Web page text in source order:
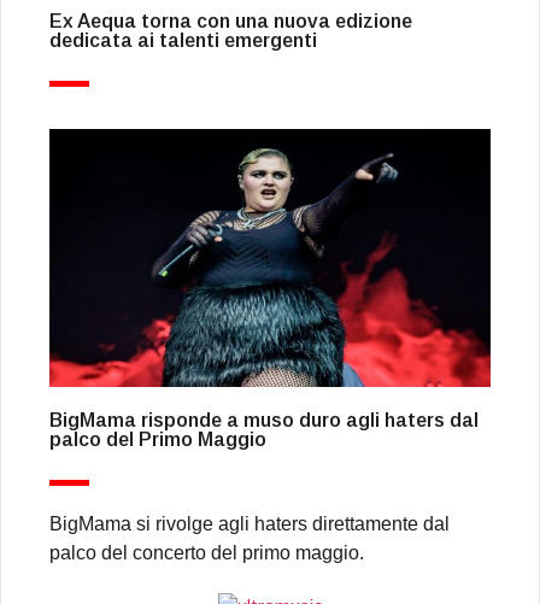
Ex Aequa torna con una nuova edizione
dedicata ai talenti emergenti
BigMama risponde a muso duro agli haters dal
palco del Primo Maggio
BigMama si rivolge agli haters direttamente dal
palco del concerto del primo maggio.